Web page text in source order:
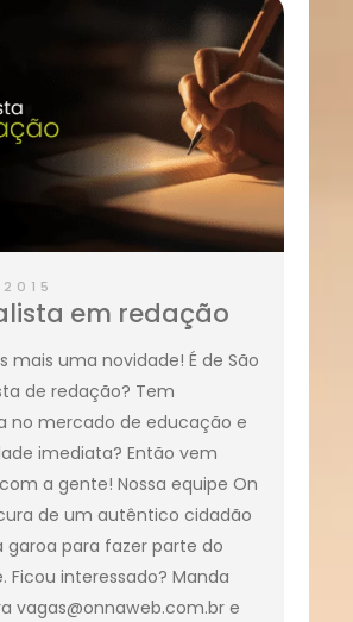
em redação
mais uma novidade! É de São
de redação? Tem
no mercado de educação e
imediata? Então vem
a gente! Nossa equipe On
de um autêntico cidadão
garoa para fazer parte do
Ficou interessado? Manda
vagas@onnaweb.com.br e